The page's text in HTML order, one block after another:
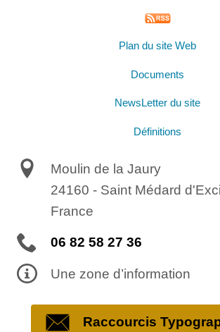
Plan du site Web
Documents
NewsLetter du site
Définitions
Moulin de la Jaury
24160 - Saint Médard
France
06 82 58 27 36
Une zone d’information
Raccourcis